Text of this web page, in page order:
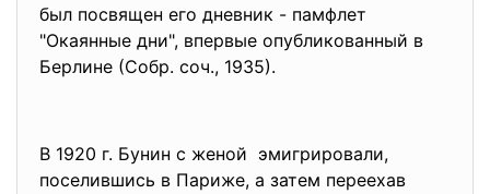
был посвящен его дневник - памфлет
"Окаянные дни", впервые опубликованный в
Берлине (Собр. соч., 1935).
В 1920 г. Бунин с женой эмигрировали,
поселившись в Париже, а затем переехав